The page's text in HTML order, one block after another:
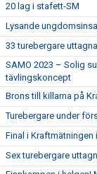
20 lag i stafett-SM
Lysande
33 turebergare
SAMO 2023 – Solig
tävlingskoncept
Brons till killarna på
Turebergare under
Final i Kraftmätningen
Sex turebergare